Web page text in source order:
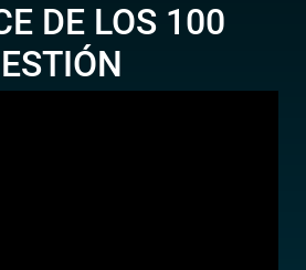
DE LOS 100